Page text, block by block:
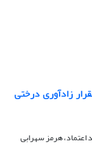
زادآوری درختی
هرمز سهرابی